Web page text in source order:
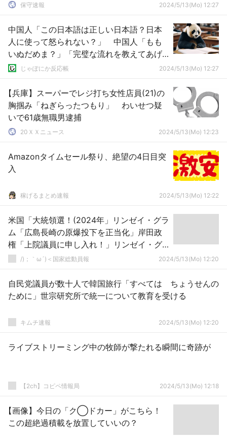
保守速報 2024/5/13(Mo) 12:27
中国人「この日本語は正しい日本語？日本
人に使って怒られない？」 中国人「もも
いぬだめま？」「完璧な流れを教えてあげ
る」じゃぽにか反応帳 2024/5/13(Mo) 12:27
【兵庫】スーパーでレジ打ち女性店員(21)の
胸掴み「ねぎらったつもり」 わいせつ疑
いで61歳無職男逮捕
20ＸＸニュース 2024/5/13(Mo) 12:23
Amazonタイムセール祭り、絶望の4日目突
入
稼げるまとめ速報 2024/5/13(Mo) 12:22
米国「大統領選！(2024年」リンゼイ・グラ
ム「広島長崎の原爆投下を正当化」岸田政
権「上院議員に申し入れ！」リンゼイ・グ
ラム「NBCの番組出演して再び正当化発
/)；｀ω´)＜国家総動員報 2024/5/13(Mo) 12:20
自民党議員が数十人で韓国旅行「すべては ちょうせんの
ために」世宗研究所で統一について教育を受ける
キムチ速報 2024/5/13(Mo) 12:20
ライブストリーミング中の牧師が撃たれる瞬間に奇跡が
【2ch】コピペ情報局 2024/5/13(Mo) 12:18
【画像】今日の「ク◯ドカー」がこちら！
この超絶過積載を放置していいの？